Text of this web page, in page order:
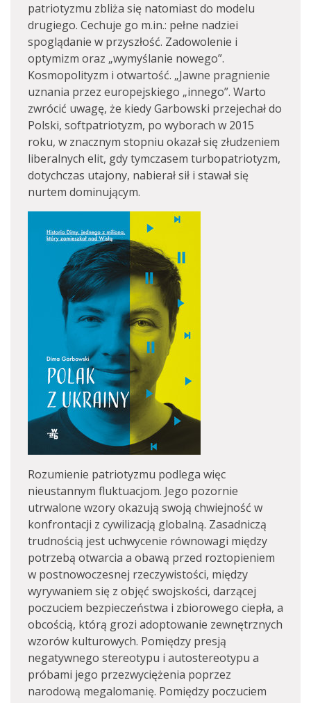
patriotyzmu zbliża się natomiast do modelu
drugiego. Cechuje go m.in.: pełne nadziei
spoglądanie w przyszłość. Zadowolenie i
optymizm oraz „wymyślanie nowego”.
Kosmopolityzm i otwartość. „Jawne pragnienie
uznania przez europejskiego „innego”. Warto
zwrócić uwagę, że kiedy Garbowski przejechał do
Polski, softpatriotyzm, po wyborach w 2015
roku, w znacznym stopniu okazał się złudzeniem
liberalnych elit, gdy tymczasem turbopatriotyzm,
dotychczas utajony, nabierał sił i stawał się
nurtem dominującym.
Rozumienie patriotyzmu podlega więc
nieustannym fluktuacjom. Jego pozornie
utrwalone wzory okazują swoją chwiejność w
konfrontacji z cywilizacją globalną. Zasadniczą
trudnością jest uchwycenie równowagi między
potrzebą otwarcia a obawą przed roztopieniem
w postnowoczesnej rzeczywistości, między
wyrywaniem się z objęć swojskości, darzącej
poczuciem bezpieczeństwa i zbiorowego ciepła, a
obcością, którą grozi adoptowanie zewnętrznych
wzorów kulturowych. Pomiędzy presją
negatywnego stereotypu i autostereotypu a
próbami jego przezwyciężenia poprzez
narodową megalomanię. Pomiędzy poczuciem